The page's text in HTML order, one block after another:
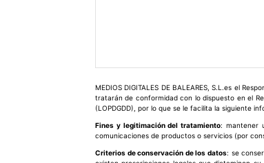
MEDIOS DIGITALES DE BALEARES, S.L.es el
tratarán de conformidad con lo dispuesto en el
(LOPDGDD), por lo que se le facilita la siguiente
Fines y legitimación del tratamiento: mantener
comunicaciones de productos o servicios (por
Criterios de conservación de los datos: se